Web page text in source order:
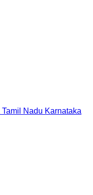
Tamil Nadu Karnataka